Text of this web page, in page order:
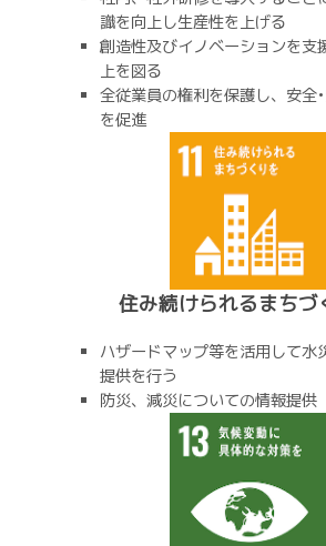
識を向上し生産性を上げる
創造性及びイノベーションを支
上を図る
全従業員の権利を保護し、安全
を促進
住み続けられるまちづ
ハザードマップ等を活用して水
提供を行う
防災、減災についての情報提供